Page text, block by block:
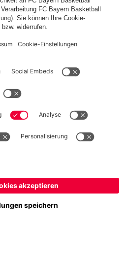
WIDERRUF
Details
und zzgl. Versandkosten
München AG
Säbener Str. 51-57, 81547 München
, um dorthin zu liefern!
, um dorthin zu liefern!